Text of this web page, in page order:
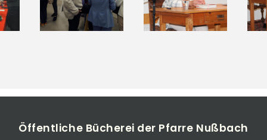
Öffentliche Bücherei der Pfarre Nußbach